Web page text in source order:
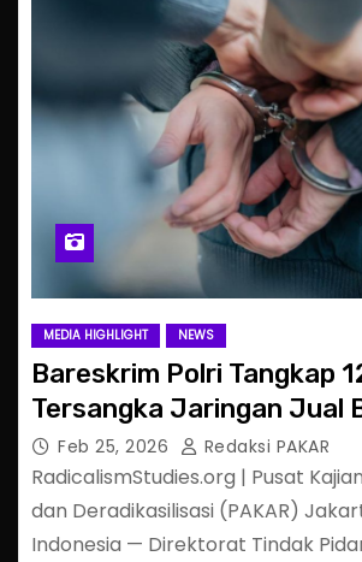
MEDIA HIGHLIGHT NEWS
Bareskrim Polri Tangkap
Tersangka Jaringan Jual
Feb 25, 2026 Redaksi PAKAR
RadicalismStudies.org | Pusat
dan Deradikasilisasi (PAKAR)
Indonesia — Direktorat Tindak